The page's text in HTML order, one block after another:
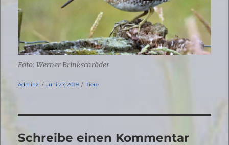
Foto: Werner Brinkschröder
Autor
Admin2
Veröffentlicht
Juni 27, 2019 Kategorien
Tiere
Schreibe einen Kommentar